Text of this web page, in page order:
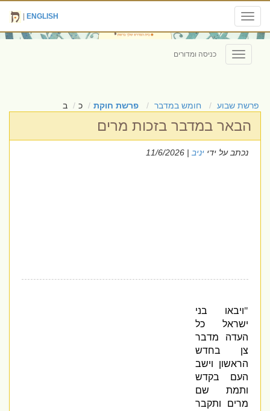
Toggle
navigation
ENGLISH
Toggle
navigation
כניסה ומדורים
פרשת שבוע חומש במדבר פרשת חוקת כ ב
הבאר במדבר בזכות מרים
נכתב על ידי יניב | 11/6/2026
"ויבאו בני
ישראל כל
העדה מדבר
צן בחדש
הראשון וישב
העם בקדש
ותמת שם
מרים ותקבר